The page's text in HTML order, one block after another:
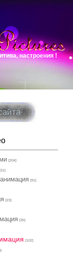
настроения !
[204]
[31]
[91]
[23]
[35]
[102]